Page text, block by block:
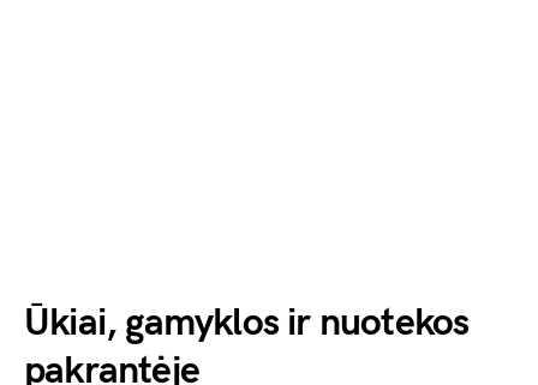
Ūkiai, gamyklos ir nuotekos
pakrantėje